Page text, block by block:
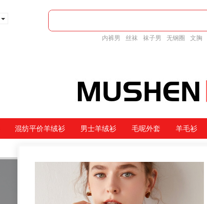
内裤男 丝袜 袜子男 无钢圈 文胸
混纺平价羊绒衫 男士羊绒衫 毛呢外套 羊毛衫